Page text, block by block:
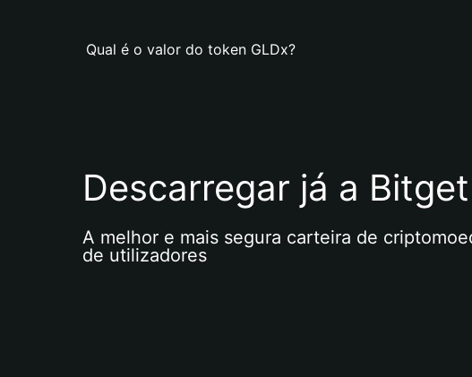
Qual é o valor do token GLDx?
Descarregar já a
A melhor e mais segura carteira de
de utilizadores